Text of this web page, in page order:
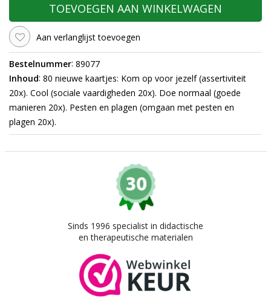
TOEVOEGEN AAN WINKELWAGEN
Aan verlanglijst toevoegen
Bestelnummer: 89077
Inhoud: 80 nieuwe kaartjes: Kom op voor jezelf (assertiviteit
20x). Cool (sociale vaardigheden 20x). Doe normaal (goede
manieren 20x). Pesten en plagen (omgaan met pesten en
plagen 20x).
Sinds 1996 specialist in didactische
en therapeutische materialen